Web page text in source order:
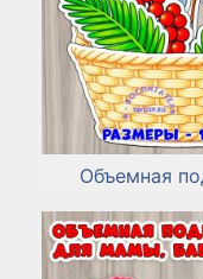
Объемная